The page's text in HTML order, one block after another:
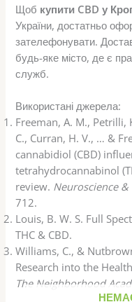
Щоб купити CBD у
України, достатньо
зателефонувати.
будь-яке місто, де є
служб.
Використані джерела:
Freeman, A. M., Petrilli,
C., Curran, H. V., … &
cannabidiol (CBD)
tetrahydrocannabinol
review. Neuroscience
712.
Louis, B. W. S. Full
THC & CBD.
Williams, C., &
Research into the
The Neighborhood